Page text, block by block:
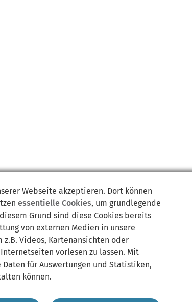
Webseite akzeptieren. Dort können
essentielle Cookies, um grundlegende
Grund sind diese Cookies bereits
von externen Medien in unsere
z.B. Videos, Kartenansichten oder
vorlesen zu lassen. Mit
für Auswertungen und Statistiken,
können.